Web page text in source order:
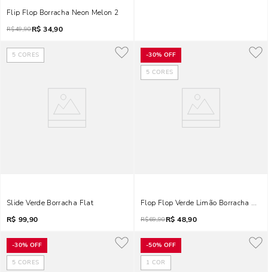
Flip Flop Borracha Neon Melon 2
R$49,90R$ 34,90
5 CORES
Slide Verde Borracha Flat
R$ 99,90
-30% OFF
5 CORES
Flop Flop Verde Limão Borracha
R$69,90R$ 48,90
-30% OFF
5 CORES
-50% OFF
1 COR